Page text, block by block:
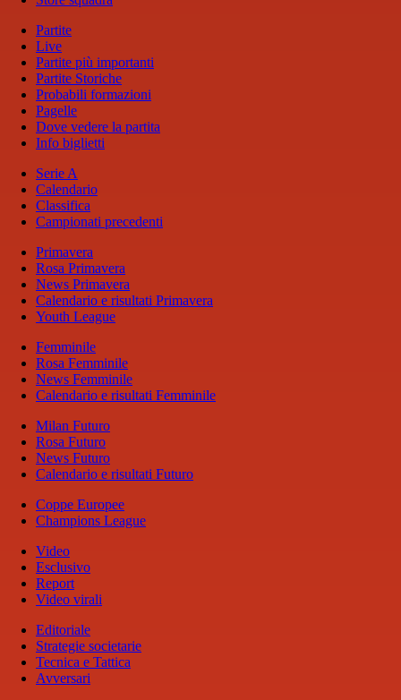
Partite
Live
Partite più importanti
Partite Storiche
Probabili formazioni
Pagelle
Dove vedere la partita
Info biglietti
Serie A
Calendario
Classifica
Campionati precedenti
Primavera
Rosa Primavera
News Primavera
Calendario e risultati Primavera
Youth League
Femminile
Rosa Femminile
News Femminile
Calendario e risultati Femminile
Milan Futuro
Rosa Futuro
News Futuro
Calendario e risultati Futuro
Coppe Europee
Champions League
Video
Esclusivo
Report
Video virali
Editoriale
Strategie societarie
Tecnica e Tattica
Avversari